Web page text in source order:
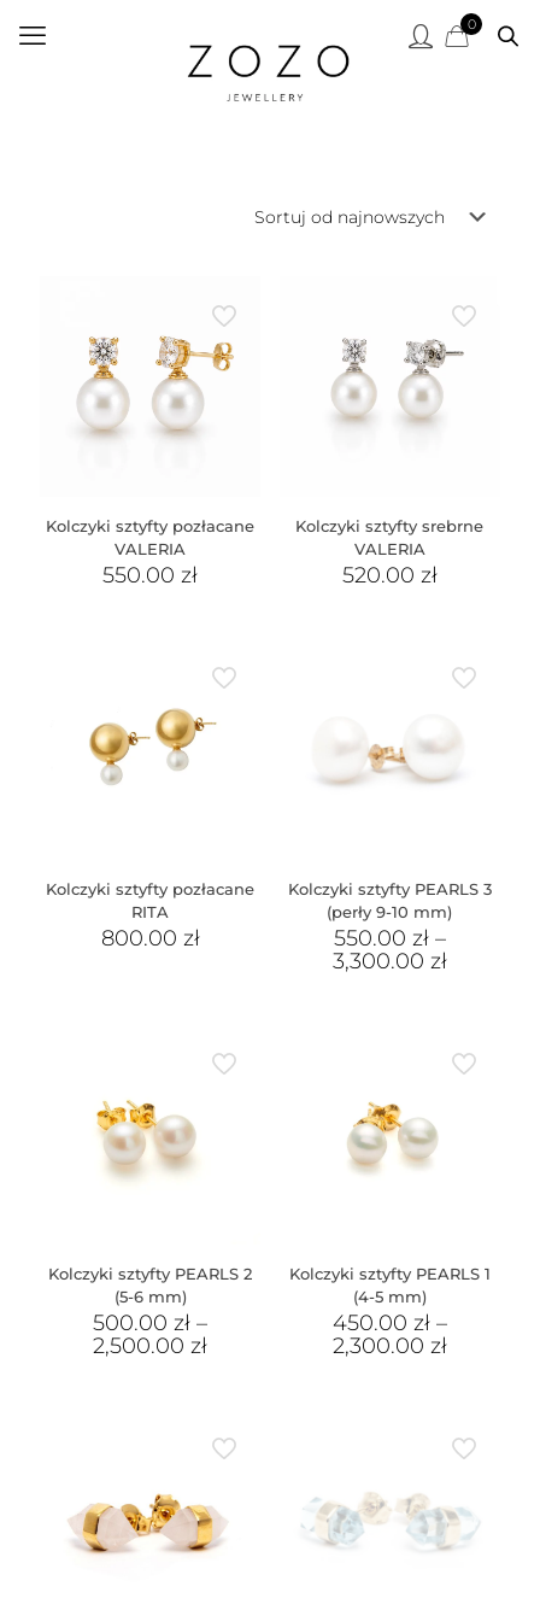
0
Kolczyki sztyfty pozłacane
VALERIA
550.00zł
Kolczyki sztyfty srebrne
VALERIA
520.00 zł
Kolczyki sztyfty pozłacane
RITA
800.00 zł
Kolczyki sztyfty PEARLS 3
(perły 9-10 mm)
550.00 zł–
3,300.00 zł
Kolczyki sztyfty PEARLS 2
(5-6 mm)
500.00zł –
2,500.00zł
Kolczyki sztyfty PEARLS 1
(4-5 mm)
450.00 zł–
2,300.00 zł